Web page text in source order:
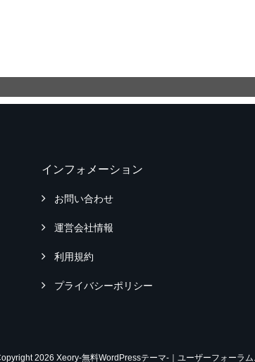
インフォメーション
お問い合わせ
運営会社情報
利用規約
プライバシーポリシー
2026 Xeory-無料WordPressテーマ-｜ユーザーフォーラ